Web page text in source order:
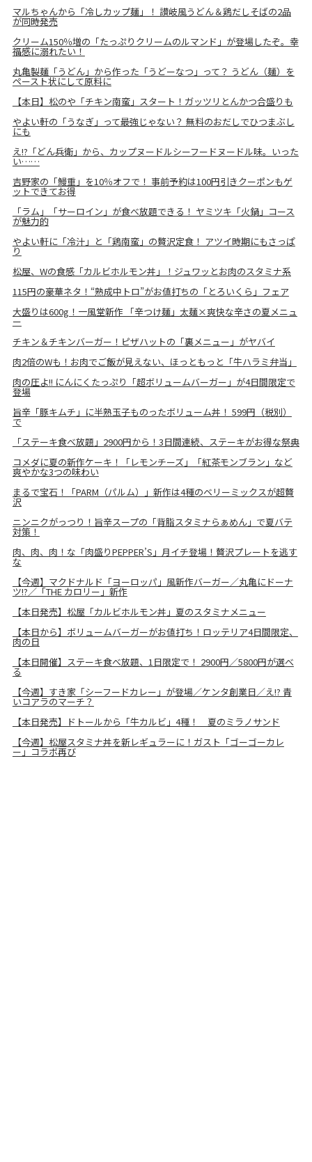
マルちゃんから「冷しカップ麺」！ 讃岐風うどん＆鶏だしそばの2品
が同時発売
クリーム150％増の「たっぷりクリームのルマンド」が登場したぞ。幸
福感に溺れたい！
丸亀製麺「うどん」から作った「うどーなつ」って？ うどん（麺）を
ペースト状にして原料に
【本日】松のや「チキン南蛮」スタート！ガッツリとんかつ合盛りも
やよい軒の「うなぎ」って最強じゃない？ 無料のおだしでひつまぶし
にも
え!?「どん兵衛」から、カップヌードルシーフードヌードル味。いった
い……
吉野家の「鰻重」を10％オフで！ 事前予約は100円引きクーポンもゲ
ットできてお得
「ラム」「サーロイン」が食べ放題できる！ ヤミツキ「火鍋」コース
が魅力的
やよい軒に「冷汁」と「鶏南蛮」の贅沢定食！ アツイ時期にもさっぱ
り
松屋、Wの食感「カルビホルモン丼」！ジュワッとお肉のスタミナ系
115円の豪華ネタ！“熟成中トロ”がお値打ちの「とろいくら」フェア
大盛りは600g！一風堂新作 「辛つけ麺」太麺×爽快な辛さの夏メニュ
ー
チキン＆チキンバーガー！ピザハットの「裏メニュー」がヤバイ
肉2倍のWも！お肉でご飯が見えない、ほっともっと「牛ハラミ弁当」
肉の圧よ!! にんにくたっぷり「超ボリュームバーガー」が4日間限定で
登場
旨辛「豚キムチ」に半熟玉子ものったボリューム丼！ 599円（税別）
で
「ステーキ食べ放題」2900円から！3日間連続、ステーキがお得な祭典
コメダに夏の新作ケーキ！「レモンチーズ」「紅茶モンブラン」など
爽やかな3つの味わい
まるで宝石！「PARM（パルム）」新作は4種のベリーミックスが超贅
沢
ニンニクがっつり！旨辛スープの「背脂スタミナらぁめん」で夏バテ
対策！
肉、肉、肉！な「肉盛りPEPPER’S」月イチ登場！贅沢プレートを逃す
な
【今週】マクドナルド「ヨーロッパ」風新作バーガー／丸亀にドーナ
ツ!?／「THE カロリー」新作
【本日発売】松屋「カルビホルモン丼」夏のスタミナメニュー
【本日から】ボリュームバーガーがお値打ち！ロッテリア4日間限定、
肉の日
【本日開催】ステーキ食べ放題、1日限定で！ 2900円／5800円が選べ
る
【今週】すき家「シーフードカレー」が登場／ケンタ創業日／え!? 青
いコアラのマーチ？
【本日発売】ドトールから「牛カルビ」4種！ 夏のミラノサンド
【今週】松屋スタミナ丼を新レギュラーに！ガスト「ゴーゴーカレ
ー」コラボ再び